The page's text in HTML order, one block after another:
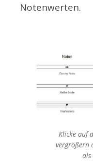
Notenwerten.
Klicke auf
vergrößern
als